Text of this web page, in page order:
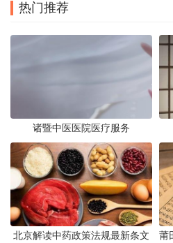
热门推荐
诸暨中医医院医疗服务
北京解读中药政策法规最新条文